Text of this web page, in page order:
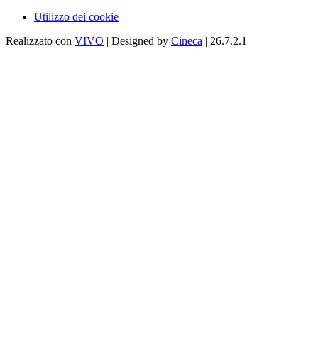
Utilizzo dei cookie
Realizzato con VIVO | Designed by Cineca | 26.7.2.1